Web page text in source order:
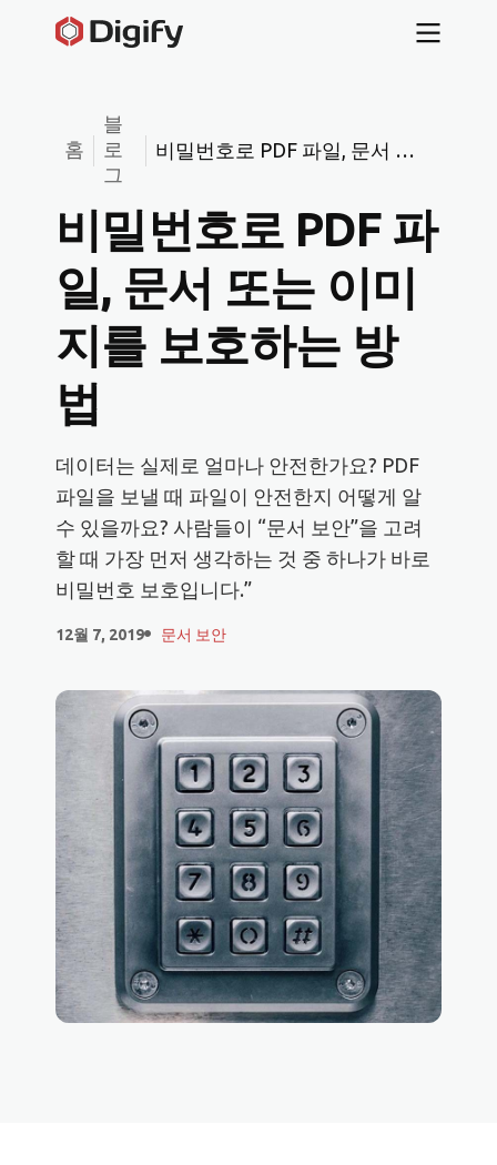
홈
블
로
그
비밀번호로 PDF 파일, 문서 또
비밀번호로 PDF 파
일, 문서 또는 이미
지를 보호하는 방
법
데이터는 실제로 얼마나 안전한가요? PDF
파일을 보낼 때 파일이 안전한지 어떻게 알
수 있을까요? 사람들이 “문서 보안”을 고려
할 때 가장 먼저 생각하는 것 중 하나가 바로
비밀번호 보호입니다.”
12월 7, 2019 문서 보안